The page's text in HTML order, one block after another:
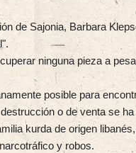
de Sajonia, Barbara
ninguna pieza a
posible para
o de venta se
kurda de origen
y robos.